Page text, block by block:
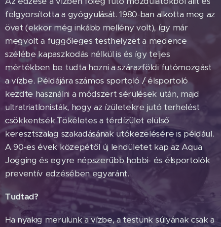
felgyorsította a gyógyulását. 1980-ban alkotta meg az
övet (ekkor még inkább mellény volt), így már
megvolt a függőleges testhelyzet a medence
szélébe kapaszkodás nélkül is és így teljes
mértékben be tudta hozni a szárazföldi futómozgást
a vízbe. Példájára számos sportoló / élsportoló
kezdte használni a módszert sérülések után, majd
ultratriatlonisták, hogy az ízületekre jutó terhelést
csökkentsék.Tökéletes a térdízület elülső
keresztszalag szakadásának utókezelésére is például.
A 90-es évek közepétől új lendületet kap az Aqua
Jogging és egyre népszerűbb hobbi- és élsportolók
preventív edzésében egyaránt.
Tudtad?
Ha nyakig merülünk a vízbe, a testünk súlyának csak a